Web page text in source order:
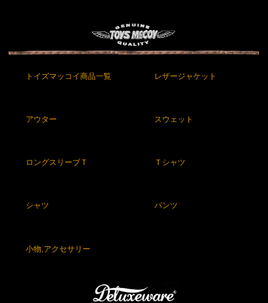
トイズマッコイ商品一覧 レザージャケット
アウター スウェット
ロングスリーブＴ Ｔシャツ
シャツ パンツ
小物,アクセサリー